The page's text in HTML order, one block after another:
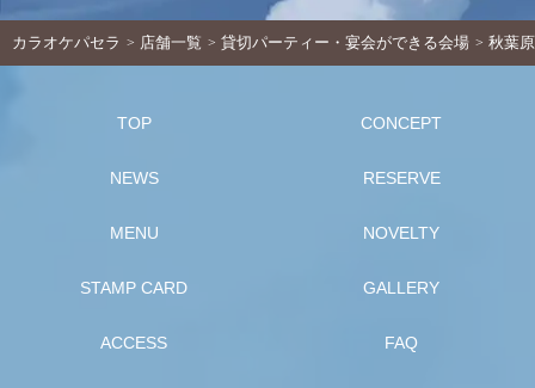
カラオケパセラ 店舗一覧 貸切パーティー・宴会ができる会場 秋葉
TOP CONCEPT
NEWS RESERVE
MENU NOVELTY
STAMP CARD GALLERY
ACCESS FAQ